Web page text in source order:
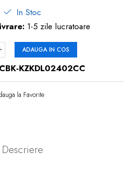
In Stoc
1-5 zile lucratoare
ADAUGA IN COS
CBK-KZKDL02402CC
la Favorite
Descriere